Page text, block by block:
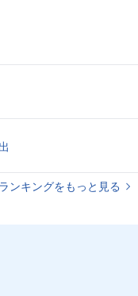
ンキングをもっと見る